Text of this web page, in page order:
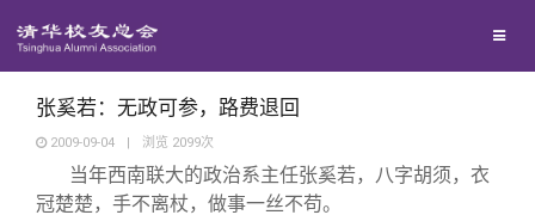
西南联大校友会
义工计划
新媒体平台
青春风采
校友文苑
张奚若：无政可参，路费退回
2009-09-04 | 浏览 2099次
当年西南联大的政治系主任张奚若，八字胡须，衣
冠楚楚，手不离杖，做事一丝不苟。